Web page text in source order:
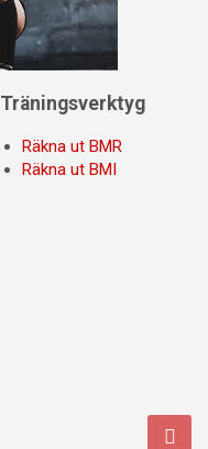
Träningsverktyg
Räkna ut BMR
Räkna ut BMI